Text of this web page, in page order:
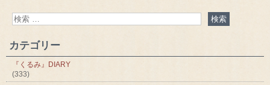
カテゴリー
『くるみ』DIARY
(333)